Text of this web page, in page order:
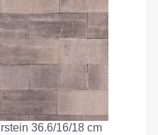
36.6/16/18 cm